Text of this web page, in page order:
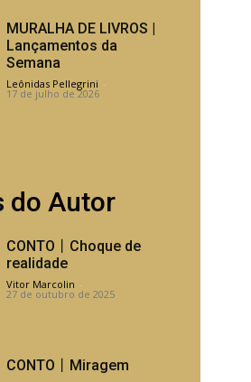
MURALHA DE LIVROS |
Lançamentos da
Semana
Leônidas Pellegrini -
17 de julho de 2026
do Autor
CONTO丨Choque de
realidade
Vitor Marcolin -
27 de outubro de 2025
CONTO丨Miragem